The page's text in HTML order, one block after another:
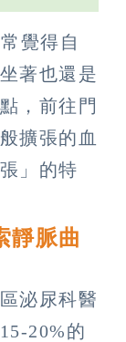
覺得自
著也還是
，前往門
擴張的血
」的特
靜脈曲
泌尿科醫
20%的